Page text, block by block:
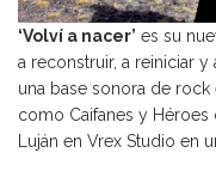
‘Volví a nacer’ es su
a reconstruir, a reiniciar
una base sonora de
como Caifanes y
Luján en Vrex Studio en